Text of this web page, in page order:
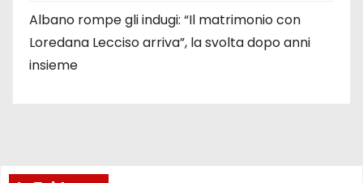
Albano rompe gli indugi: “Il matrimonio con
Loredana Lecciso arriva”, la svolta dopo anni
insieme